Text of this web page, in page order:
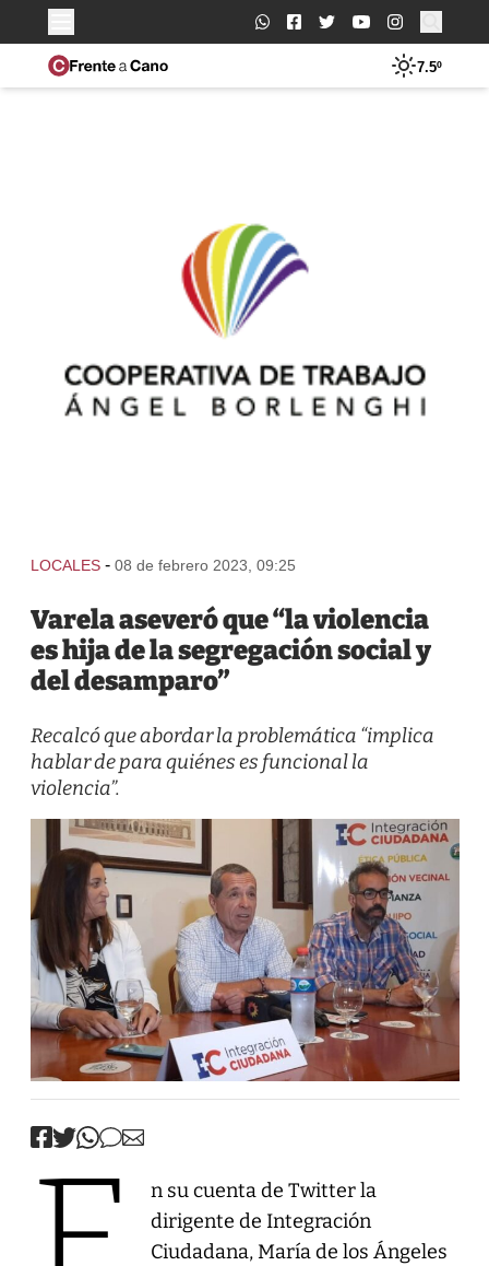
Buscar:
7.5º
LOCALES - 08 de febrero 2023, 09:25
Varela aseveró que “la violencia
es hija de la segregación social y
del desamparo”
Recalcó que abordar la problemática “implica
hablar de para quiénes es funcional la
violencia”.
n su cuenta de Twitter la
dirigente de Integración
Ciudadana, María de los Ángeles